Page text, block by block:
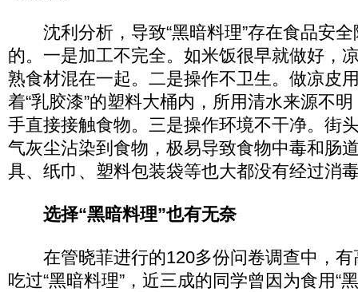
沈利分析，导致“黑暗料理”存在食品安全
的。一是加工不完全。如米饭很早就做好，
熟食材混在一起。二是操作不卫生。做凉皮
着“乳胶漆”的塑料大桶内，所用清水来源不
手直接接触食物。三是操作环境不干净。街
气灰尘沾染到食物，极易导致食物中毒和肠
具、纸巾、塑料包装袋等也大都没有经过消
选择“黑暗料理”也有无奈
在管晓菲进行的120多份问卷调查中，有
吃过“黑暗料理”，近三成的同学曾因为食用“